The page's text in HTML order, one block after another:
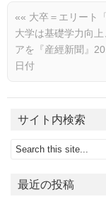
«« 大卒＝エリート
大学は基礎学力向
アを『産經新聞』
日付
サイト内検索
最近の投稿